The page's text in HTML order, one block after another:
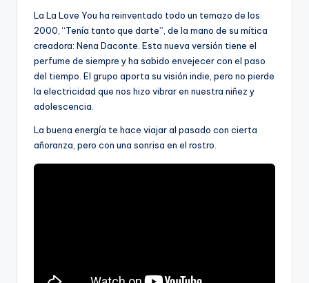
La La Love You ha reinventado todo un temazo de los
2000, “Tenía tanto que darte”, de la mano de su mítica
creadora: Nena Daconte. Esta nueva versión tiene el
perfume de siempre y ha sabido envejecer con el paso
del tiempo. El grupo aporta su visión indie, pero no pierde
la electricidad que nos hizo vibrar en nuestra niñez y
adolescencia.
La buena energía te hace viajar al pasado con cierta
añoranza, pero con una sonrisa en el rostro.